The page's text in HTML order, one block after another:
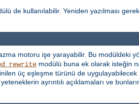
de kullanılabilir. Yeniden yazılması
motoru işe yarayabilir. Bu modüldeki
modülü buna ek olarak isteğin
üç eşleşme türünü de
ayrıntılı açıklamaları ve